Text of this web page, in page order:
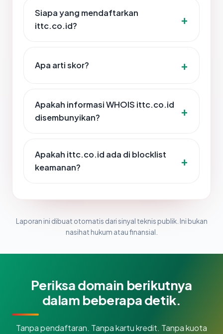
Siapa yang mendaftarkan
ittc.co.id?
Apa arti skor?
Apakah informasi WHOIS ittc.co.id
disembunyikan?
Apakah ittc.co.id ada di blocklist
keamanan?
Laporan ini dibuat otomatis dari sinyal teknis publik. Ini bukan
nasihat hukum atau finansial.
Periksa domain berikutnya
dalam beberapa detik.
Tanpa pendaftaran. Tanpa kartu kredit. Tanpa kuota